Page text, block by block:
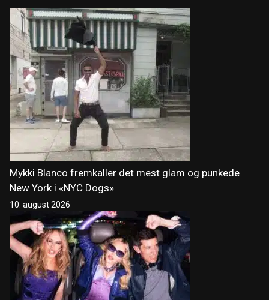
Mykki Blanco fremkaller det mest glam og punkede
New York i «NYC Dogs»
10. august 2026